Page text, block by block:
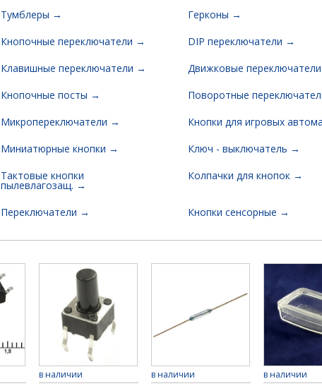
Тумблеры →
Герконы →
Кнопочные переключатели →
DIP переключатели →
Клавишные переключатели →
Движковые
Кнопочные посты →
Поворотные
Микропереключатели →
Кнопки для игровых
Миниатюрные кнопки →
Ключ - выключатель →
Тактовые кнопки
пылевлагозащ. →
Колпачки для кнопок →
Переключатели → Кнопки сенсорные →
в наличии
в наличии
в наличии